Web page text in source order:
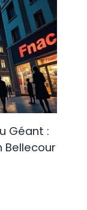
Géant :
Bellecour